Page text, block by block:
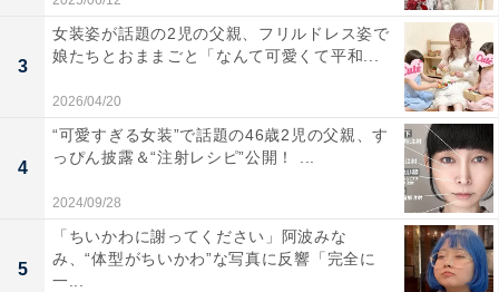
3
女装姿が話題の2児の父親、フリルドレス姿で
娘たちとおままごと「なんて可愛くて平和...
2026/04/20
4
“可愛すぎる女装”で話題の46歳2児の父親、す
っぴん披露＆“注射レシピ”公開！ ...
2024/09/28
5
「ちいかわに謝ってください」阿波みな
み、“体型がちいかわ”な写真に反響「完全に
一...